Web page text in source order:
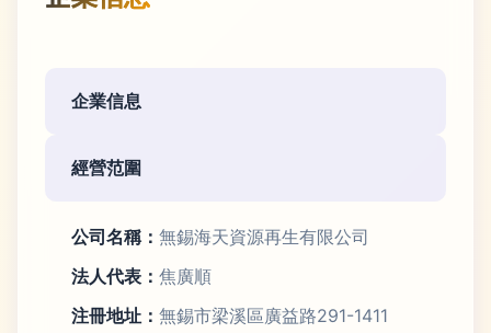
企業信息
經營范圍
公司名稱： 無錫海天資源再生有限公司
法人代表： 焦廣順
注冊地址： 無錫市梁溪區廣益路291-1411